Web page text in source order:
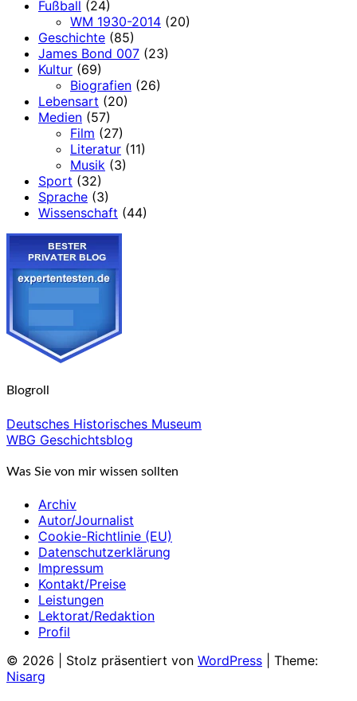
Fußball (24)
WM 1930-2014 (20)
Geschichte (85)
James Bond 007 (23)
Kultur (69)
Biografien (26)
Lebensart (20)
Medien (57)
Film (27)
Literatur (11)
Musik (3)
Sport (32)
Sprache (3)
Wissenschaft (44)
Blogroll
Deutsches Historisches Museum
WBG Geschichtsblog
Was Sie von mir wissen sollten
Archiv
Autor/Journalist
Cookie-Richtlinie (EU)
Datenschutzerklärung
Impressum
Kontakt/Preise
Leistungen
Lektorat/Redaktion
Profil
© 2026
Stolz präsentiert von WordPress
Theme:
Nisarg